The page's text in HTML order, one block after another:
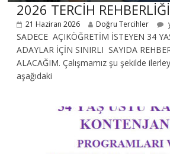
2026 TERCİH REHBERLİĞİ
21 Haziran 2026 Doğru Tercihler
SADECE AÇIKÖĞRETİM İSTEYEN 34
ADAYLAR İÇİN SINIRLI SAYIDA
ALACAĞIM. Çalışmamız şu şekilde
aşağıdaki